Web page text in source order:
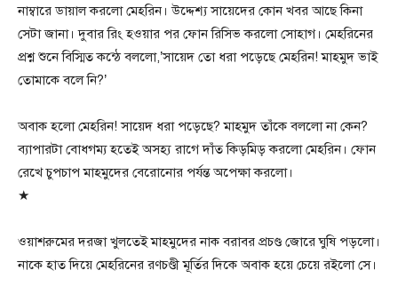
নাম্বারে ডায়াল করলো মেহরিন। উদ্দেশ্য সায়েদের কোন খবর আছে কিনা
সেটা জানা। দুবার রিং হওয়ার পর ফোন রিসিভ করলো সোহাগ। মেহরিনের
প্রশ্ন শুনে বিস্মিত কন্ঠে বললো,’সায়েদ তো ধরা পড়েছে মেহরিন! মাহমুদ ভাই
তোমাকে বলে নি?’
অবাক হলো মেহরিন! সায়েদ ধরা পড়েছে? মাহমুদ তাঁকে বললো না কেন?
ব্যাপারটা বোধগম্য হতেই অসহ্য রাগে দাঁত কিড়মিড় করলো মেহরিন। ফোন
রেখে চুপচাপ মাহমুদের বেরোনোর পর্যন্ত অপেক্ষা করলো।
★
ওয়াশরুমের দরজা খুলতেই মাহমুদের নাক বরাবর প্রচণ্ড জোরে ঘুষি পড়লো।
নাকে হাত দিয়ে মেহরিনের রণচণ্ডী মূর্তির দিকে অবাক হয়ে চেয়ে রইলো সে।